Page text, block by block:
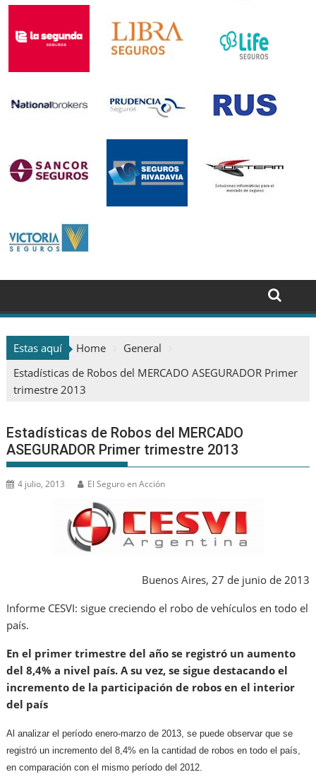
Estas aquí Home
General
Estadísticas de Robos del MERCADO ASEGURADOR Primer
trimestre 2013
Estadísticas de Robos del MERCADO
ASEGURADOR Primer trimestre 2013
4 julio, 2013 El Seguro en Acción
Buenos Aires, 27 de junio de 2013
Informe CESVI: sigue creciendo el robo de vehículos en todo el
país.
En el primer trimestre del año se registró un aumento
del 8,4% a nivel país. A su vez, se sigue destacando el
incremento de la participación de robos en el interior
del país
Al analizar el período enero-marzo de 2013, se puede observar que se
registró un incremento del 8,4% en la cantidad de robos en todo el país,
en comparación con el mismo período del 2012.